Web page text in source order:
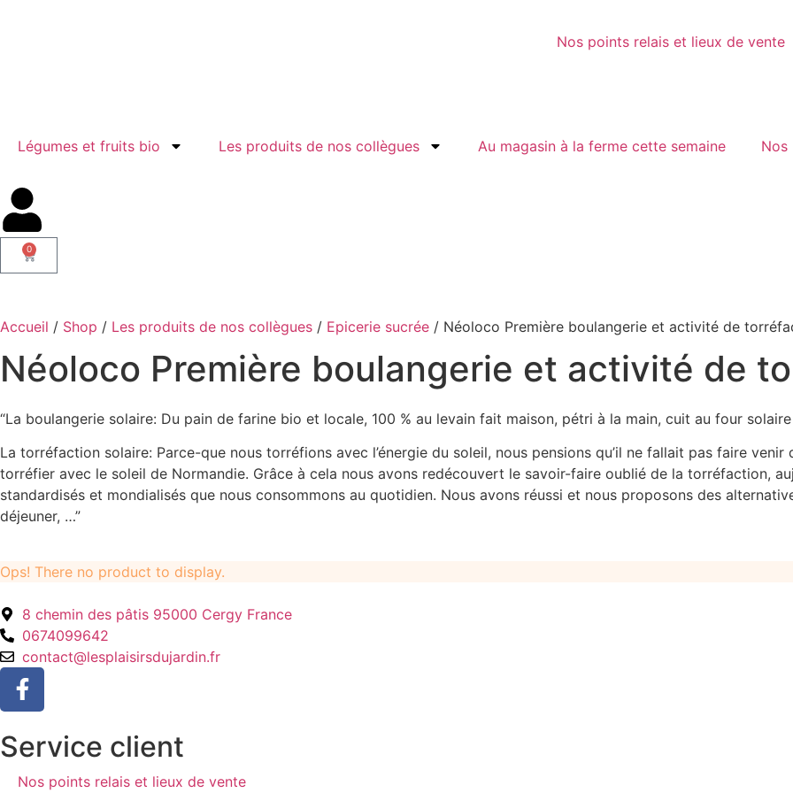
Nos points relais et lieux de vente
Légumes et fruits bio Les produits de nos collègues Au magasin à la ferme cette semaine Nos
0
Accueil / Shop / Les produits de nos collègues / Epicerie sucrée / Néoloco Première boulangerie et activité de
Néoloco Première boulangerie et activité de
“La boulangerie solaire: Du pain de farine bio et locale, 100 % au levain fait maison, pétri à la main, cuit au four
La torréfaction solaire: Parce-que nous torréfions avec l’énergie du soleil, nous pensions qu’il ne fallait pas faire
torréfier avec le soleil de Normandie. Grâce à cela nous avons redécouvert le savoir-faire oublié de la torréfaction,
standardisés et mondialisés que nous consommons au quotidien. Nous avons réussi et nous proposons des
déjeuner, …”
Ops! There no product to display.
8 chemin des pâtis 95000 Cergy France
0674099642
contact@lesplaisirsdujardin.fr
Service client
Nos points relais et lieux de vente